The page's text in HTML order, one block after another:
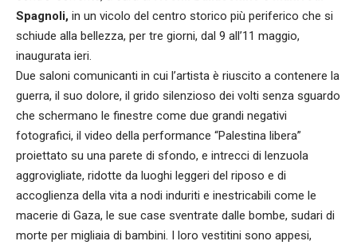
Spagnoli, in un vicolo del centro storico più periferico che si
schiude alla bellezza, per tre giorni, dal 9 all’11 maggio,
inaugurata ieri.
Due saloni comunicanti in cui l’artista è riuscito a contenere la
guerra, il suo dolore, il grido silenzioso dei volti senza sguardo
che schermano le finestre come due grandi negativi
fotografici, il video della performance “Palestina libera”
proiettato su una parete di sfondo, e intrecci di lenzuola
aggrovigliate, ridotte da luoghi leggeri del riposo e di
accoglienza della vita a nodi induriti e inestricabili come le
macerie di Gaza, le sue case sventrate dalle bombe, sudari di
morte per migliaia di bambini. I loro vestitini sono appesi,